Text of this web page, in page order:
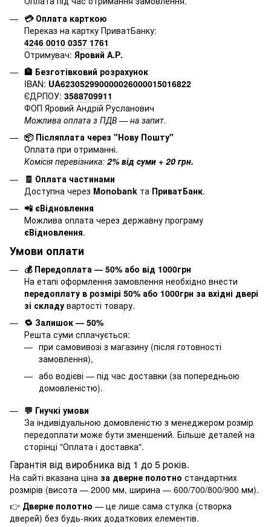
💳 Оплата карткою
Переказ на картку ПриватБанку:
4246 0010 0357 1761
Отримувач: Яровий А.Р.
🏦 Безготівковий розрахунок
IBAN: UA623052990000026000015016822
ЄДРПОУ: 3588709911
ФОП Яровий Андрій Русланович
Можлива оплата з ПДВ — на запит.
📦 Післяплата через "Нову Пошту"
Оплата при отриманні.
Комісія перевізника: 2% від суми + 20 грн.
🧾 Оплата частинами
Доступна через Monobank та ПриватБанк.
📲 єВідновлення
Можлива оплата через державну програму
єВідновлення.
Умови оплати
💰 Передоплата — 50% або від 1000грн
На етапі оформлення замовлення необхідно внести
передоплату в розмірі 50% або 1000грн за вхідні двері
зі складу вартості товару.
🔁 Залишок — 50%
Решта суми сплачується:
при самовивозі з магазину (після готовності
замовлення),
або водієві — під час доставки (за попередньою
домовленістю).
💬 Гнучкі умови
За індивідуальною домовленістю з менеджером розмір
передоплати може бути зменшений. Більше деталей на
сторінці "Оплата і доставка".
Гарантія від виробника від 1 до 5 років.
На сайті вказана ціна за дверне полотно стандартних
розмірів (висота — 2000 мм, ширина — 600/700/800/900 мм).
👉 Дверне полотно — це лише сама стулка (створка
дверей) без будь-яких додаткових елементів.